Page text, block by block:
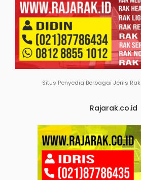
Situs Penyedia Berbagai Jenis Rak
Rajarak.co.id